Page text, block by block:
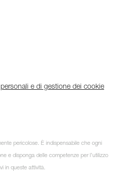
e di gestione dei cookie
pericolose. È indispensabile che ogni
e disponga delle competenze per l’utilizzo
in queste attività.